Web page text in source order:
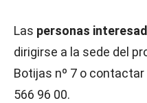
Las personas
dirigirse a la sede del
Botijas nº 7 o
566 96 00.